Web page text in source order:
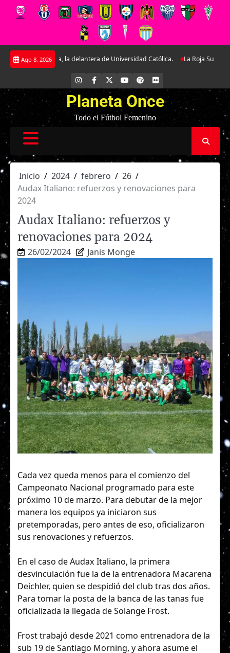
Saltar
Ago 8, 2026
de Universidad Católica. La Roja Sub-17 midió fuerzas ante
INSTAGRAM
FACEBOOK YOUTUBE
SPOTIFYFLICKR
Planeta Once
Todo el Fútbol Femenino
Inicio 2024 febrero
26
Audax Italiano: refuerzos y renovaciones para
2024
Audax Italiano: refuerzos y
renovaciones para 2024
26/02/2024 Janis Monge
Cada vez queda menos para el comienzo del
Campeonato Nacional programado para este
próximo 10 de marzo. Para debutar de la mejor
manera los equipos ya iniciaron sus
pretemporadas, pero antes de eso, oficializaron
sus renovaciones y refuerzos.
En el caso de Audax Italiano, la primera
desvinculación fue la de la entrenadora Macarena
Deichler, quien se despidió del club tras dos años.
Para tomar la posta de la banca de las tanas fue
oficializada la llegada de Solange Frost.
Frost trabajó desde 2021 como entrenadora de la
sub 19 de Santiago Morning, y ahora asume el